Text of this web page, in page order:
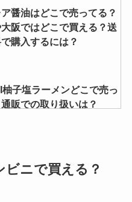
ムはどこで売ってる？コン
買える？効果はなにがあ
る？
チップルはどこで買える？
で売ってる？販売終了の噂
を調査！
てる？味が変わったって
醤油はどこで売ってる？
阪ではどこで買える？送
購入するには？
子塩ラーメンどこで売っ
販での取り扱いは？
どこで買える？スーパー
ニで買える？